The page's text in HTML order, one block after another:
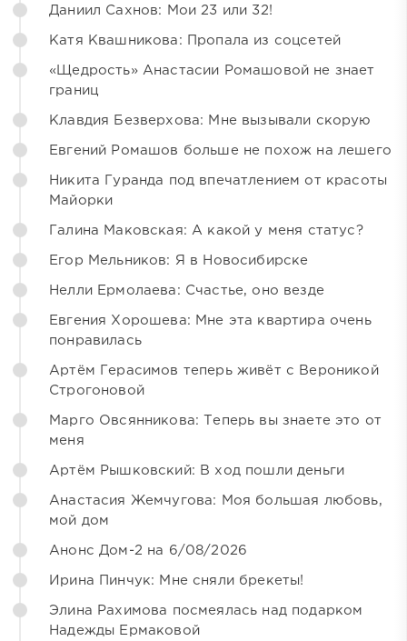
Даниил Сахнов: Мои 23 или 32!
Катя Квашникова: Пропала из соцсетей
«Щедрость» Анастасии Ромашовой не знает
границ
Клавдия Безверхова: Мне вызывали скорую
Евгений Ромашов больше не похож на лешего
Никита Гуранда под впечатлением от красоты
Майорки
Галина Маковская: А какой у меня статус?
Егор Мельников: Я в Новосибирске
Нелли Ермолаева: Счастье, оно везде
Евгения Хорошева: Мне эта квартира очень
понравилась
Артём Герасимов теперь живёт с Вероникой
Строгоновой
Марго Овсянникова: Теперь вы знаете это от
меня
Артём Рышковский: В ход пошли деньги
Анастасия Жемчугова: Моя большая любовь,
мой дом
Анонс Дом-2 на 6/08/2026
Ирина Пинчук: Мне сняли брекеты!
Элина Рахимова посмеялась над подарком
Надежды Ермаковой